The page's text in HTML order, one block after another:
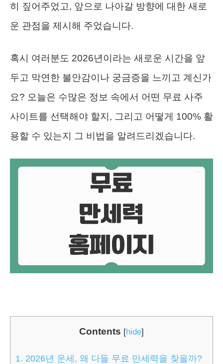
히 짚어주었고, 앞으로 나아갈 방향에 대한 새로
운 관점을 제시해 주었습니다.
혹시 여러분도 2026년이라는 새로운 시간을 앞
두고 막연한 불안감이나 궁금증을 느끼고 계신가
요? 오늘은 수많은 정보 속에서 어떤 무료 사주
사이트를 선택해야 할지, 그리고 어떻게 100% 활
용할 수 있는지 그 비법을 알려드리겠습니다.
Contents [hide]
1. 2026년 운세, 왜 다들 무료 만세력을 찾을까?